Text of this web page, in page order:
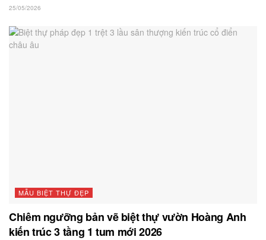
25/05/2026
MẪU BIỆT THỰ ĐẸP
Chiêm ngưỡng bản vẽ biệt thự vườn Hoàng Anh
kiến trúc 3 tầng 1 tum mới 2026